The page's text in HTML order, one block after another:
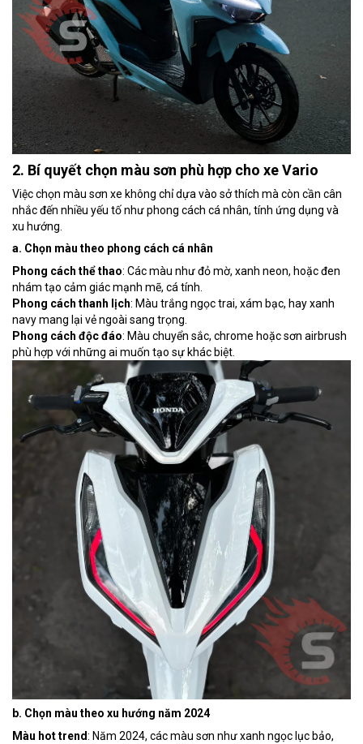
2. Bí quyết chọn màu sơn phù hợp cho xe Vario
Việc chọn màu sơn xe không chỉ dựa vào sở thích mà còn cần cân
nhắc đến nhiều yếu tố như phong cách cá nhân, tính ứng dụng và
xu hướng.
a. Chọn màu theo phong cách cá nhân
Phong cách thể thao: Các màu như đỏ mờ, xanh neon, hoặc đen
nhám tạo cảm giác mạnh mẽ, cá tính.
Phong cách thanh lịch: Màu trắng ngọc trai, xám bạc, hay xanh
navy mang lại vẻ ngoài sang trọng.
Phong cách độc đáo: Màu chuyển sắc, chrome hoặc sơn airbrush
phù hợp với những ai muốn tạo sự khác biệt.
b. Chọn màu theo xu hướng năm 2024
Màu hot trend: Năm 2024, các màu sơn như xanh ngọc lục bảo,